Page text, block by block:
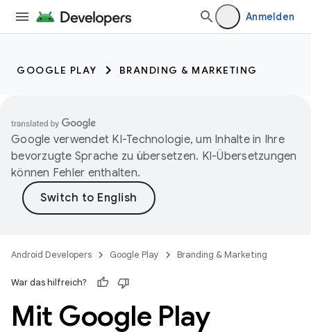
Anmelden
GOOGLE PLAY BRANDING & MARKETING
Google verwendet KI-Technologie, um Inhalte in Ihre
bevorzugte Sprache zu übersetzen. KI-Übersetzungen
können Fehler enthalten.
Android Developers Google Play Branding & Marketing
War das hilfreich?
Mit Google Play